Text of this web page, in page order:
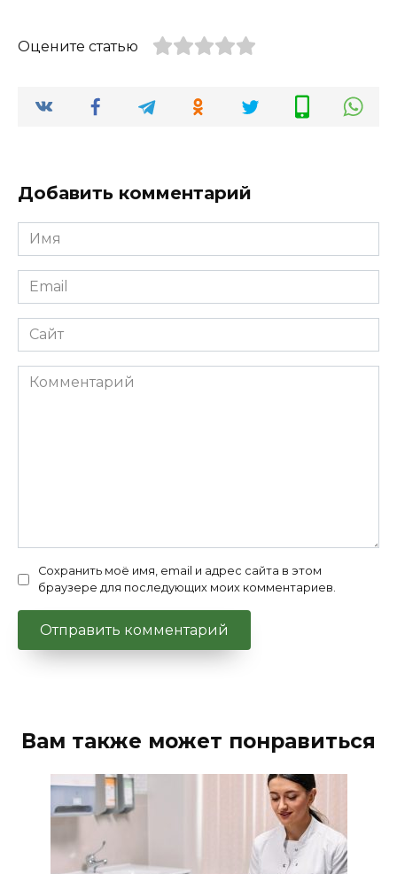
Оцените статью
Добавить комментарий
Имя
*
Email
*
Сайт
Комментарий
Сохранить моё имя, email и адрес сайта в этом
браузере для последующих моих комментариев.
Вам также может понравиться